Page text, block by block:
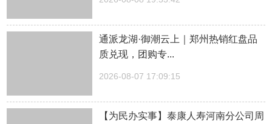
通派龙湖·御潮云上｜郑州热销红盘品
质兑现，团购专...
2026-08-07 17:09:15
【为民办实事】泰康人寿河南分公司周